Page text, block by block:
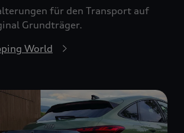
für den Transport auf
Grundträger.
World